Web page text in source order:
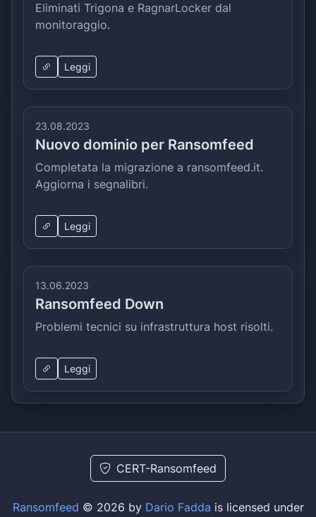
Eliminati Trigona e RagnarLocker dal
monitoraggio.
Leggi
23.08.2023
Nuovo dominio per Ransomfeed
Completata la migrazione a ransomfeed.it.
Aggiorna i segnalibri.
Leggi
13.06.2023
Ransomfeed Down
Problemi tecnici su infrastruttura host risolti.
Leggi
CERT-Ransomfeed
Ransomfeed © 2026 by Dario Fadda is licensed under